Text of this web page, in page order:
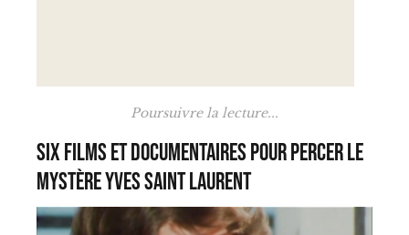
Poursuivre la lecture...
Six films et documentaires pour percer le
mystère Yves Saint Laurent